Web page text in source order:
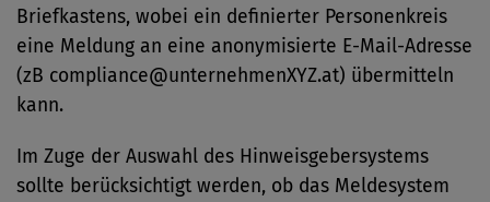
Briefkastens, wobei ein definierter Personenkreis
eine Meldung an eine anonymisierte E-Mail-Adresse
(zB compliance@unternehmenXYZ.at) übermitteln
kann.
Im Zuge der Auswahl des Hinweisgebersystems
sollte berücksichtigt werden, ob das Meldesystem